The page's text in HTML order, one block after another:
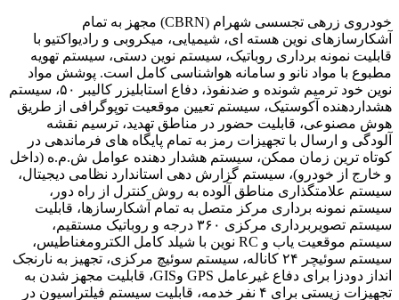
خودروی زرهی تجسسی شهرام (CBRN) مجهز به تمام
آشکارسازهای نوین هسته ای، شیمیایی، میکروبی و رادیواکتیو با
قابلیت نمونه برداری روباتیک، سیستم نوین دستی، سیستم تهویه
مطبوع با مواد نانو و سامانه هواشناسی کامل است. پوشش مواد
نوین خود ترمیم شونده و ضدنفوذ، دفاع استابلیزر کالیبر ۵۰، سیستم
هشداردهنده آکوستیک، سیستم تعیین موقعیت توپوگرافی از طریق
هوش مصنوعی، قابلیت حضور در مناطق تهدید، ترسیم نقشه
آلودگی و ارسال با تجهیزات رمز به تمام پایگاه های فرماندهی در
کوتاه ترین زمان ممکن، سیستم هشدار دهنده عوامل ش.م.ه (داخل
و خارج از خودرو)، سیستم گزارش دهی استاندارد نظامی دیجیتال،
سیستم علامتگذاری مناطق آلوده به روش کنترل از راه دور،
سیستم نمونه برداری مرکز متصل به تمام آشکارسازها، قابلیت
سیستم تصویربرداری مرکزی ۳۶۰ درجه و روباتیک مستقیم،
سیستم موقعیت یاب و RC نوین با شیلد کامل الکترومغناطیس،
سیستم سوئیچر ۲۴ کاناله، سیستم سوئیچ مرکزی، تجهیز به نارنجک
انداز دودزا برای دفاع غیرعامل GPS وGIS، قابلیت مجهز شدن به
تجهیزات زیستی برای ۴ نفر خدمه، قابلیت سیستم فیلتراسیون در